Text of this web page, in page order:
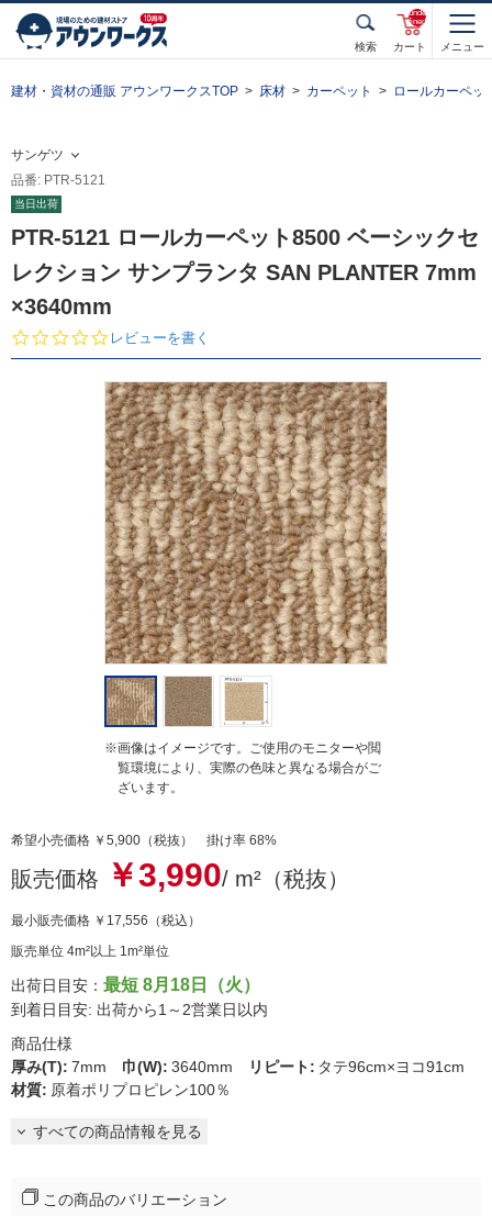
検索 カート
unde
fined
メニュー
建材・資材の通販 アウンワークスTOP 床材 カーペット ロールカーペッ
サンゲツ
品番: PTR-5121
当日出荷
PTR-5121 ロールカーペット8500 ベーシックセ
レクション サンプランタ SAN PLANTER 7mm
×3640mm
0.
0
t
a
r
r
a
t
i
n
g
レビューを書く
※画像はイメージです。ご使用のモニターや閲
覧環境により、実際の色味と異なる場合がご
ざいます。
希望小売価格 ￥5,900（税抜） 掛け率 68%
販売価格 ￥3,990/ m²（税抜）
最小販売価格 ￥17,556 （税込）
販売単位 4m²以上 1m²単位
出荷日目安： 最短 8月18日（火）
到着日目安: 出荷から1～2営業日以内
商品仕様
厚み(T): 7mm 巾(W): 3640mm リピート: タテ96cm×ヨコ91cm
材質: 原着ポリプロピレン100％
すべての商品情報を見る
この商品のバリエーション